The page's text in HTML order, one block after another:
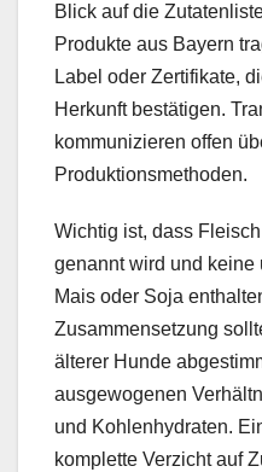
Blick auf die
Produkte aus Bayern
Label oder Zertifikate,
Herkunft bestätigen.
kommunizieren offen
Produktionsmethoden.
Wichtig ist, dass
genannt wird und
Mais oder Soja
Zusammensetzung
älterer Hunde
ausgewogenen
und Kohlenhydraten.
komplette Verzicht auf